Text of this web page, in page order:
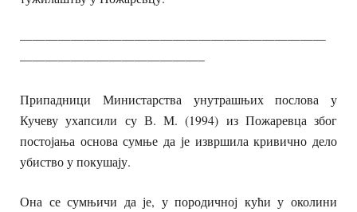
————————————————————————
——————————————–
Припадници Министарства унутрашњих послова у
Кучеву ухапсили су В. М. (1994) из Пожаревца због
постојања основа сумње да је извршила кривично дело
убиство у покушају.
Она се сумњичи да је, у породичној кући у околини